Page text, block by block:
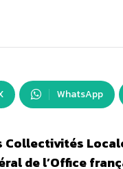
WhatsApp
Collectivités
de l’Office